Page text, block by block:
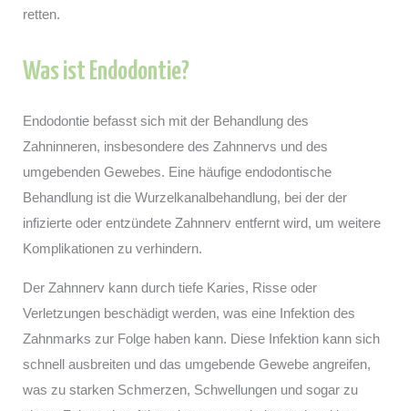
retten.
Was ist Endodontie?
Endodontie befasst sich mit der Behandlung des
Zahninneren, insbesondere des Zahnnervs und des
umgebenden Gewebes. Eine häufige endodontische
Behandlung ist die Wurzelkanalbehandlung, bei der der
infizierte oder entzündete Zahnnerv entfernt wird, um weitere
Komplikationen zu verhindern.
Der Zahnnerv kann durch tiefe Karies, Risse oder
Verletzungen beschädigt werden, was eine Infektion des
Zahnmarks zur Folge haben kann. Diese Infektion kann sich
schnell ausbreiten und das umgebende Gewebe angreifen,
was zu starken Schmerzen, Schwellungen und sogar zu